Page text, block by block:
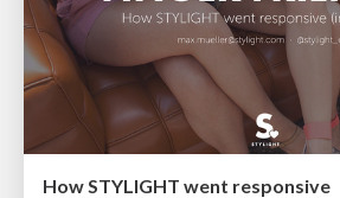
How STYLIGHT went responsive